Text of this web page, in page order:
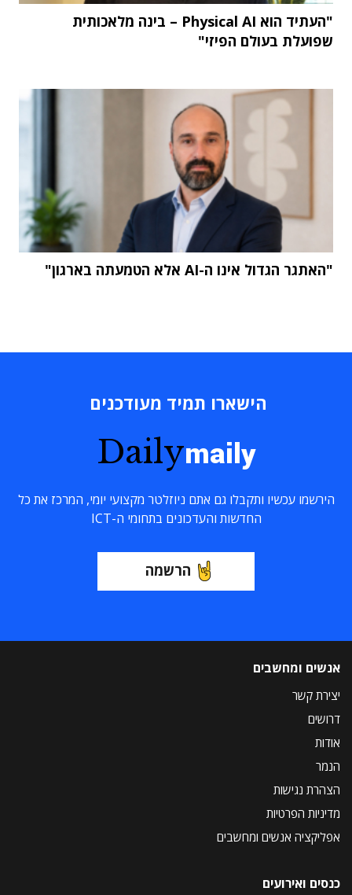
"העתיד הוא Physical AI – בינה מלאכותית
שפועלת בעולם הפיזי"
"האתגר הגדול אינו ה-AI אלא הטמעתה בארגון"
הישארו תמיד מעודכנים
Dailymaily
הירשמו עכשיו ותקבלו גם אתם ניוזלטר מקצועי יומי, המרכז את כל
החדשות והעדכונים בתחומי ה-ICT
הרשמה
אנשים ומחשבים
יצירת קשר
דרושים
אודות
הנמר
הצהרת נגישות
מדיניות הפרטיות
אפליקציה אנשים ומחשבים
כנסים ואירועים